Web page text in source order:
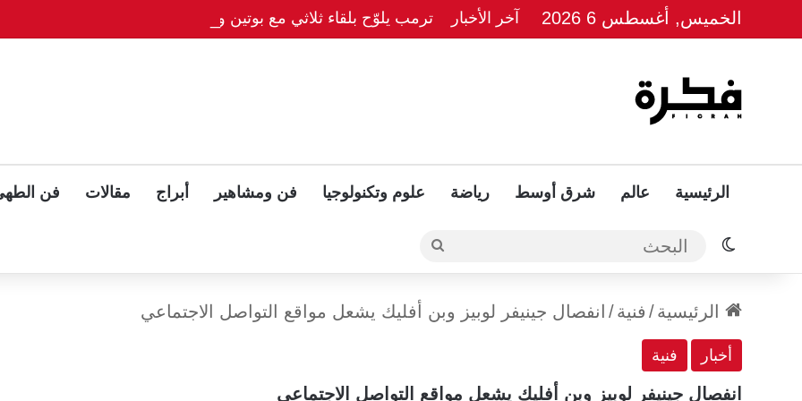
الخميس, أغسطس 6 2026 آخر الأخبار ترمب يلوّح بلقاء ثلاثي مع بوتين وزيلينسكي بعد قمة ألاسكا
الرئيسية عالم شرق أوسط رياضة علوم وتكنولوجيا فن ومشاهير أبراج مقالات فن
الوضع المظلم البحث
الرئيسية/ فنية/ انفصال جينيفر لوبيز وبن أفليك يشعل مواقع التواصل الاجتماعي
أخبار فنية
انفصال جينيفر لوبيز وبن أفليك يشعل مواقع التواصل الاجتماعي